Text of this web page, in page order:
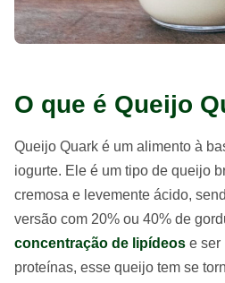
O que é Queijo
Queijo Quark é um alimento à
iogurte. Ele é um tipo de queijo
cremosa e levemente ácido,
versão com 20% ou 40% de
concentração de lipídeos e ser
proteínas, esse queijo tem se